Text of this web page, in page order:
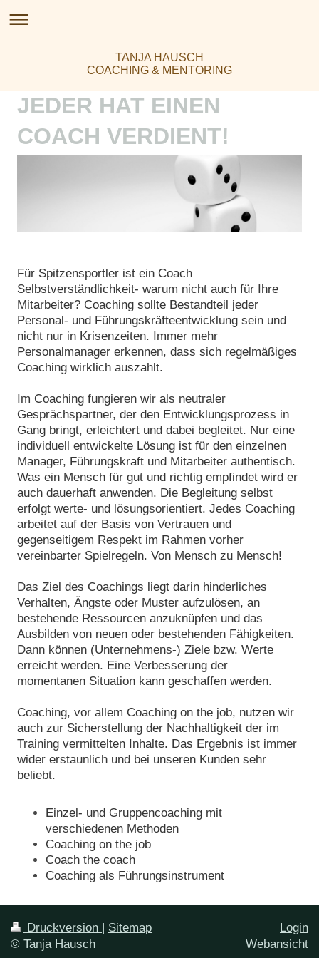
TANJA HAUSCH
COACHING & MENTORING
JEDER HAT EINEN
COACH VERDIENT!
Für Spitzensportler ist ein Coach
Selbstverständlichkeit- warum nicht auch für Ihre
Mitarbeiter? Coaching sollte Bestandteil jeder
Personal- und Führungskräfteentwicklung sein und
nicht nur in Krisenzeiten. Immer mehr
Personalmanager erkennen, dass sich regelmäßiges
Coaching wirklich auszahlt.
Im Coaching fungieren wir als neutraler
Gesprächspartner, der den Entwicklungsprozess in
Gang bringt, erleichtert und dabei begleitet. Nur eine
individuell entwickelte Lösung ist für den einzelnen
Manager, Führungskraft und Mitarbeiter authentisch.
Was ein Mensch für gut und richtig empfindet wird er
auch dauerhaft anwenden. Die Begleitung selbst
erfolgt werte- und lösungsorientiert. Jedes Coaching
arbeitet auf der Basis von Vertrauen und
gegenseitigem Respekt im Rahmen vorher
vereinbarter Spielregeln. Von Mensch zu Mensch!
Das Ziel des Coachings liegt darin hinderliches
Verhalten, Ängste oder Muster aufzulösen, an
bestehende Ressourcen anzuknüpfen und das
Ausbilden von neuen oder bestehenden Fähigkeiten.
Dann können (Unternehmens-) Ziele bzw. Werte
erreicht werden. Eine Verbesserung der
momentanen Situation kann geschaffen werden.
Coaching, vor allem Coaching on the job, nutzen wir
auch zur Sicherstellung der Nachhaltigkeit der im
Training vermittelten Inhalte. Das Ergebnis ist immer
wider erstaunlich und bei unseren Kunden sehr
beliebt.
Einzel- und Gruppencoaching mit
verschiedenen Methoden
Coaching on the job
Coach the coach
Coaching als Führungsinstrument
Druckversion | Sitemap
© Tanja Hausch
Login
Webansicht